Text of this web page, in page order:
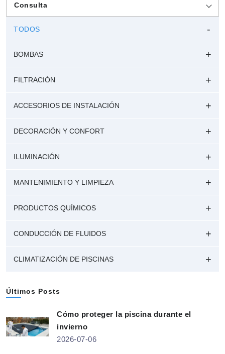
Consulta
TODOS
BOMBAS
FILTRACIÓN
ACCESORIOS DE INSTALACIÓN
DECORACIÓN Y CONFORT
ILUMINACIÓN
MANTENIMIENTO Y LIMPIEZA
PRODUCTOS QUÍMICOS
CONDUCCIÓN DE FLUIDOS
CLIMATIZACIÓN DE PISCINAS
Últimos Posts
Cómo proteger la piscina durante el
invierno
2026-07-06